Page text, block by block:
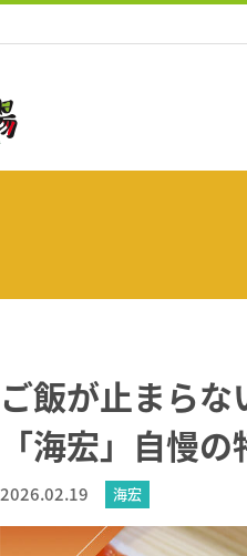
ご飯が止まら
「海宏」自慢
2026.02.19 海宏